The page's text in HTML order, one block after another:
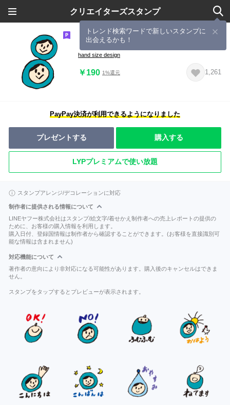
クリエイターズスタンプ
トレンド検索ワードで新しいスタンプに
出会えるかも！
リアクション・くーろ
hand size design
￥190 1%還元 1,261
PayPay決済が利用できるようになりました
プレゼントする 購入する
LYPプレミアムで使い放題
スタンプアレンジ/デコレーションに対応
制作者に提供される情報について
LINEヤフー株式会社はスタンプ/絵文字/着せかえ制作者への売上レポートの提供の
ために、お客様の購入情報を利用します。
購入日付、登録国情報は制作者から確認することができます。(お客様を直接識別可
能な情報は含まれません)
対応機能について
著作者の意向により非対応になる可能性があります。購入後のキャンセルはできま
せん。
スタンプをタップするとプレビューが表示されます。